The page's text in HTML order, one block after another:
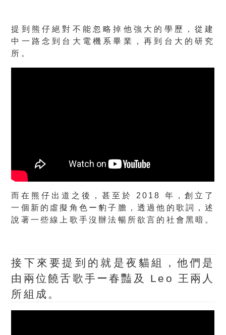
提到熊仔絕對不能忽略掉他強大的學歷，從建
中一路念到台大電機系畢業，再到台大的研究
所 。
而在熊仔出道之後，甚至於 2018 年，創立了
一個新的虛擬角色ー豹子膽，透過他的歌詞，述
說著一些線上歌手沒辦法暢所欲言的社會黑暗。
接下來要提到的就是夜貓組，他們是
由兩位饒舌歌手ー春豔及 Leo 王兩人
所組成。